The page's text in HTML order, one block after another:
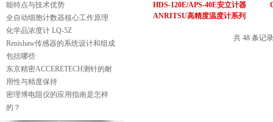
能特点与技术优势
全自动细胞计数器核心工作原理
化学品浓度计 LQ-5Z
Renishaw传感器的系统设计和组成
包括哪些
东京精密ACCERETECH测针的耐
用性与精度保持
密理博电阻仪的应用指南是怎样
的？
HDS-120E/APS-40E安立计器
ANRITSU高精度温度计系列
共 48 条记